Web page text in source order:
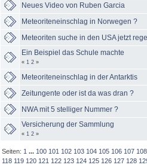
Neues Video von Ruben Garcia
Meteoriteneinschlag in Norwegen ?
Meteoriten suche in den USA jetzt
Ein Beispiel das Schule machte
« 1 2 »
Meteoriteneinschlag in der Antarktis
Zeitungente oder ist da was dran ?
NWA mit 5 stelliger Nummer ?
Versicherung der Sammlung
« 1 2 »
Seiten: 1 ... 100 101 102 103 104 105 106 107 108
118 119 120 121 122 123 124 125 126 127 128